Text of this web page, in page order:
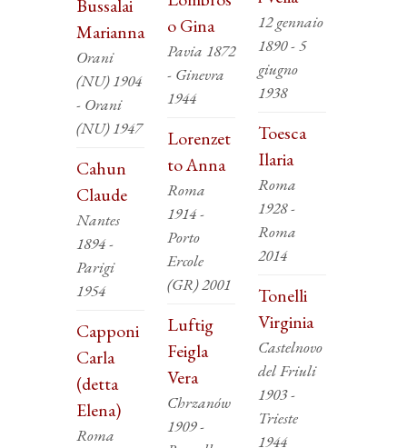
Bussalai
Marianna
Orani
(NU) 1904
- Orani
(NU) 1947
Cahun
Claude
Nantes
1894 -
Parigi
1954
Capponi
Carla
(detta
Elena)
Roma
o Gina
Pavia 1872
- Ginevra
1944
Lorenzet
to Anna
Roma
1914 -
Porto
Ercole
(GR) 2001
Luftig
Feigla
Vera
Chrzanów
1909 -
12 gennaio
1890 - 5
giugno
1938
Toesca
Ilaria
Roma
1928 -
Roma
2014
Tonelli
Virginia
Castelnovo
del Friuli
1903 -
Trieste
1944